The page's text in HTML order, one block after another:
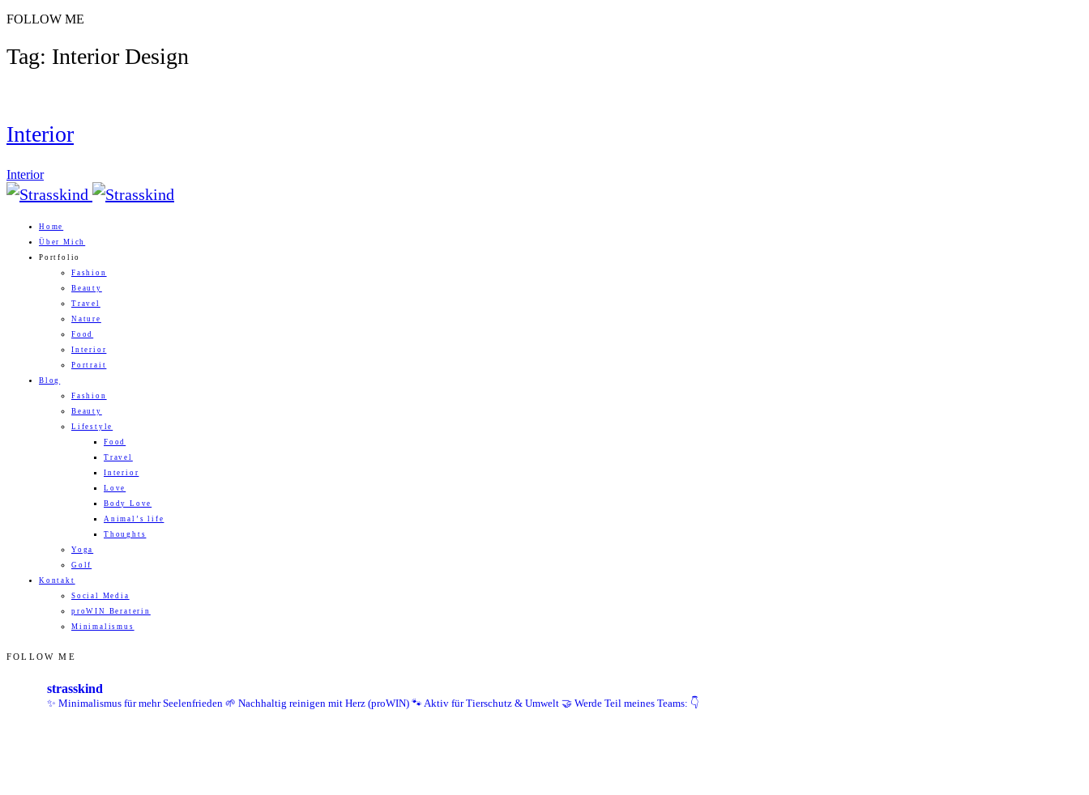
FOLLOW ME
Tag: Interior Design
Interior
Interior
Home
Über Mich
Portfolio
Fashion
Beauty
Travel
Nature
Food
Interior
Portrait
Blog
Fashion
Beauty
Lifestyle
Food
Travel
Interior
Love
Body Love
Animal’s life
Thoughts
Yoga
Golf
Kontakt
Social Media
proWIN Beraterin
Minimalismus
FOLLOW ME
strasskind
✨ Minimalismus für mehr Seelenfrieden 🌱 Nachhaltig reinigen mit Herz (proWIN) 🐾 Aktiv für Tierschutz & Umwelt 🤝 Werde Teil meines Teams: 👇